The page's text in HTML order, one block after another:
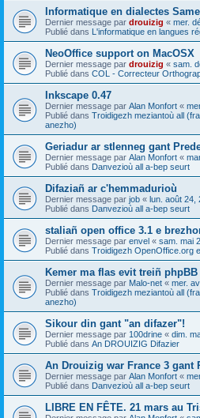
Informatique en dialectes
Dernier message par drouizig « mer.
Publié dans L'informatique en langues
NeoOffice support on MacOSX
Dernier message par drouizig « sam.
Publié dans COL - Correcteur
Inkscape 0.47
Dernier message par Alan Monfort «
Publié dans Troidigezh meziantoù all
anezho)
Geriadur ar stlenneg gant
Dernier message par Alan Monfort «
Publié dans Danvezioù all a-bep seurt
Difaziañ ar c'hemmadurioù
Dernier message par job « lun. août 24,
Publié dans Danvezioù all a-bep seurt
staliañ open office 3.1 e
Dernier message par envel « sam. mai
Publié dans Troidigezh OpenOffice.org
Kemer ma flas evit treiñ phpBB
Dernier message par Malo-net « mer.
Publié dans Troidigezh meziantoù all
anezho)
Sikour din gant "an difazer"!
Dernier message par 100drine « dim.
Publié dans An DROUIZIG Difazier
An Drouizig war France 3 gant
Dernier message par Alan Monfort «
Publié dans Danvezioù all a-bep seurt
LIBRE EN FÊTE. 21 mars au